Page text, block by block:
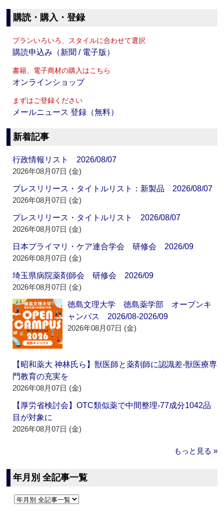
購読・購入・登録
プランいろいろ、スタイルに合わせて選択
購読申込み（新聞 / 電子版）
書籍、電子商材の購入はこちら
オンラインショップ
まずはご登録ください
メールニュース 登録（無料）
新着記事
行政情報リスト 2026/08/07
2026年08月07日 (金)
プレスリリース・タイトルリスト：新製品 2026/08/07
2026年08月07日 (金)
プレスリリース・タイトルリスト 2026/08/07
2026年08月07日 (金)
日本プライマリ・ケア連合学会 研修会 2026/09
2026年08月07日 (金)
埼玉県病院薬剤師会 研修会 2026/09
2026年08月07日 (金)
徳島文理大学 徳島薬学部 オープンキ
ャンパス 2026/08-2026/09
2026年08月07日 (金)
【昭和薬大 神林氏ら】獣医師と薬剤師に認識差‐獣医療専
門教育の充実を
2026年08月07日 (金)
【厚労省検討会】OTC類似薬で中間整理‐77成分1042品
目が対象に
2026年08月07日 (金)
もっと見る »
年月別 全記事一覧